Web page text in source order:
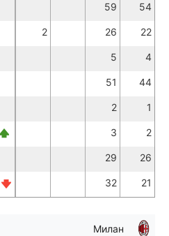
59 54
2 26 22
5 4
51 44
2 1
3 2
29 26
32 21
Милан